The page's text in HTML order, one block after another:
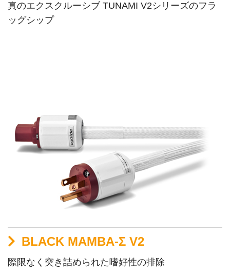
真のエクスクルーシブ TUNAMI V2シリーズのフラ
ッグシップ
BLACK MAMBA-Σ V2
際限なく突き詰められた嗜好性の排除